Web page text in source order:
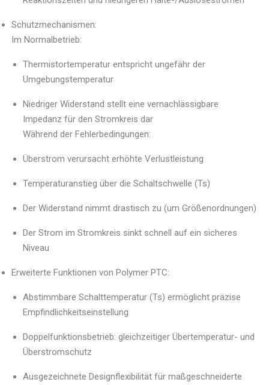
Schutzmechanismen:
Im Normalbetrieb:
Thermistortemperatur entspricht ungefähr der
Umgebungstemperatur
Niedriger Widerstand stellt eine vernachlässigbare
Impedanz für den Stromkreis dar
Während der Fehlerbedingungen:
Überstrom verursacht erhöhte Verlustleistung
Temperaturanstieg über die Schaltschwelle (Ts)
Der Widerstand nimmt drastisch zu (um Größenordnungen)
Der Strom im Stromkreis sinkt schnell auf ein sicheres
Niveau
Erweiterte Funktionen von Polymer PTC:
Abstimmbare Schalttemperatur (Ts) ermöglicht präzise
Empfindlichkeitseinstellung
Doppelfunktionsbetrieb: gleichzeitiger Übertemperatur- und
Überstromschutz
Ausgezeichnete Designflexibilität für maßgeschneiderte